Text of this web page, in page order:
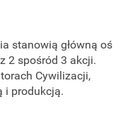
stanowią główną oś
2 spośród 3 akcji.
Cywilizacji,
i produkcją.